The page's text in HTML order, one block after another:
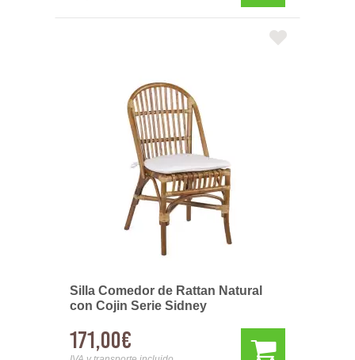
Silla Comedor de Rattan Natural
con Cojin Serie Sidney
171,00€